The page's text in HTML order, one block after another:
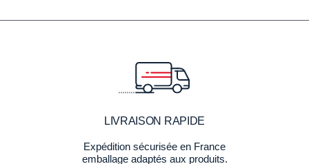
LIVRAISON RAPIDE
Expédition sécurisée en France
emballage adaptés aux produits.